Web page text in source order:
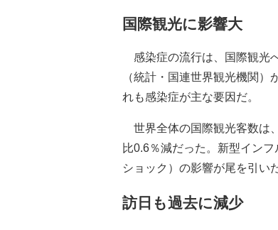
国際観光に影響大
感染症の流行は、国際観光
（統計・国連世界観光機関
れも感染症が主な要因だ。
世界全体の国際観光客数は
比0.6％減だった。新型イン
ショック）の影響が尾を引い
訪日も過去に減少